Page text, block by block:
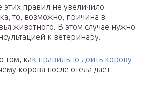
этих правил не увеличило
то, возможно, причина в
животного. В этом случае нужно
к ветеринару.
том, как правильно доить корову
корова после отела дает